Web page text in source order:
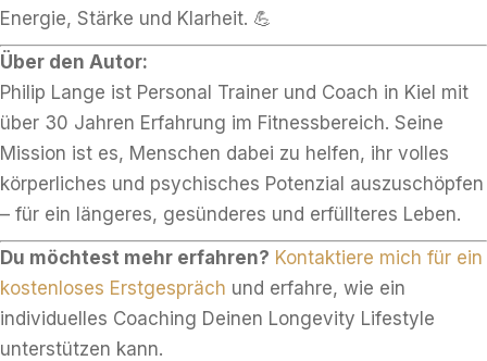
Energie, Stärke und Klarheit. 💪
Über den Autor:
Philip Lange ist Personal Trainer und Coach in Kiel mit
über 30 Jahren Erfahrung im Fitnessbereich. Seine
Mission ist es, Menschen dabei zu helfen, ihr volles
körperliches und psychisches Potenzial auszuschöpfen
– für ein längeres, gesünderes und erfüllteres Leben.
Du möchtest mehr erfahren? Kontaktiere mich für ein
kostenloses Erstgespräch und erfahre, wie ein
individuelles Coaching Deinen Longevity Lifestyle
unterstützen kann.